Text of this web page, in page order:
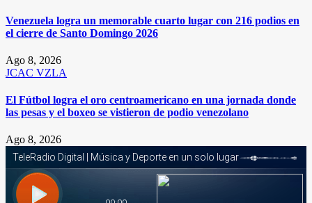
Venezuela logra un memorable cuarto lugar con 216 podios en
el cierre de Santo Domingo 2026
Ago 8, 2026
JCAC VZLA
El Fútbol logra el oro centroamericano en una jornada donde
las pesas y el boxeo se vistieron de podio venezolano
Ago 8, 2026